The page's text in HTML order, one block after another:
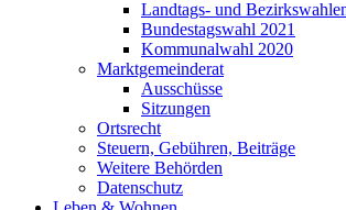
Landtags- und
Bundestagswahl 2021
Kommunalwahl 2020
Marktgemeinderat
Ausschüsse
Sitzungen
Ortsrecht
Steuern, Gebühren, Beiträge
Weitere Behörden
Datenschutz